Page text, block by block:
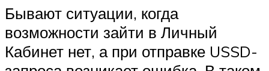
Бывают ситуации, когда
возможности зайти в Личный
Кабинет нет, а при отправке USSD-